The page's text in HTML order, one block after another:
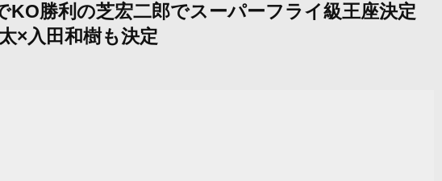
勝利の芝宏二郎でスーパーフライ級王座決定
×入田和樹も決定